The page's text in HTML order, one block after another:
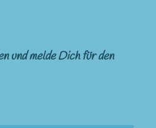
und melde Dich für den